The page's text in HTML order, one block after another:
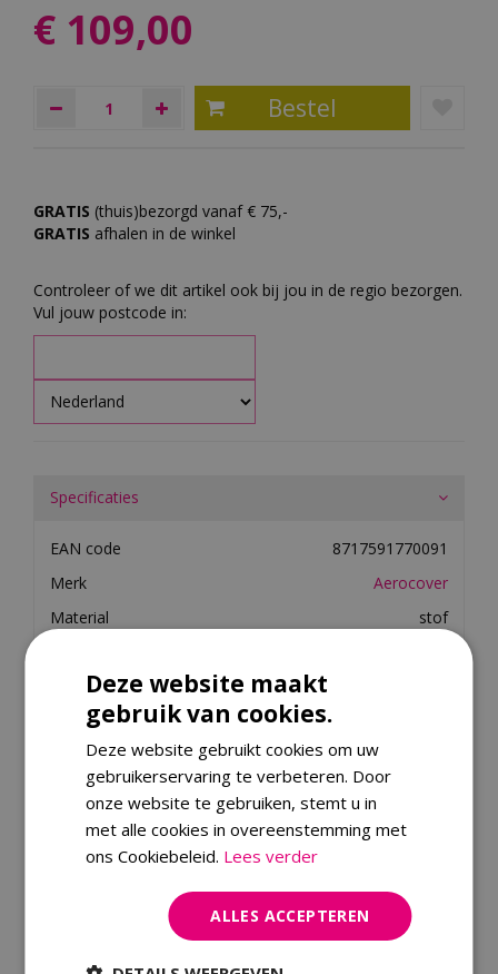
€ 109,00
GRATIS (thuis)bezorgd vanaf € 75,-
GRATIS afhalen in de winkel
Controleer of we dit artikel ook bij jou in de regio bezorgen.
Vul jouw postcode in:
Specificaties
EAN code
8717591770091
Merk
Aerocover
Material
stof
Material (Detail)
Dit product kopen
Kijk ook eens naar:
Deze website maakt
gebruik van cookies.
Deze website gebruikt cookies om uw
gebruikerservaring te verbeteren. Door
onze website te gebruiken, stemt u in
met alle cookies in overeenstemming met
ons Cookiebeleid. Lees verder
ALLES ACCEPTEREN